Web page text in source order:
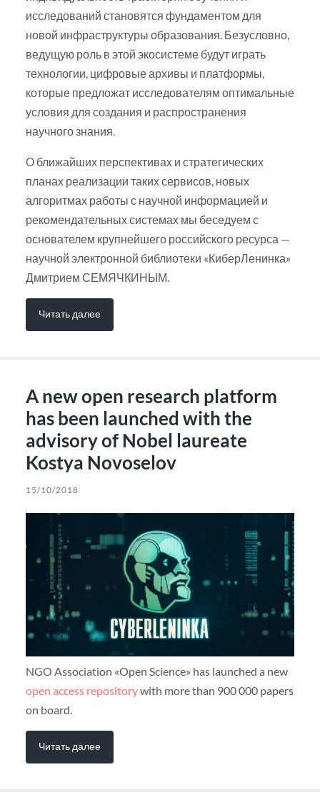
исследований становятся фундаментом для
новой инфраструктуры образования. Безусловно,
ведущую роль в этой экосистеме будут играть
технологии, цифровые архивы и платформы,
которые предложат исследователям оптимальные
условия для создания и распространения
научного знания.
О ближайших перспективах и стратегических
планах реализации таких сервисов, новых
алгоритмах работы с научной информацией и
рекомендательных системах мы беседуем с
основателем крупнейшего российского ресурса —
научной электронной библиотеки «КиберЛенинка»
Дмитрием СЕМЯЧКИНЫМ.
Читать далее
A new open research platform
has been launched with the
advisory of Nobel laureate
Kostya Novoselov
15/10/2018
NGO Association «Open Science» has launched a new
open access repositorywith more than 900 000 papers
on board.
Читать далее